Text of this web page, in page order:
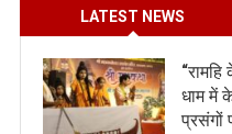
LATEST NEWS
धाम में
प्रसंगों